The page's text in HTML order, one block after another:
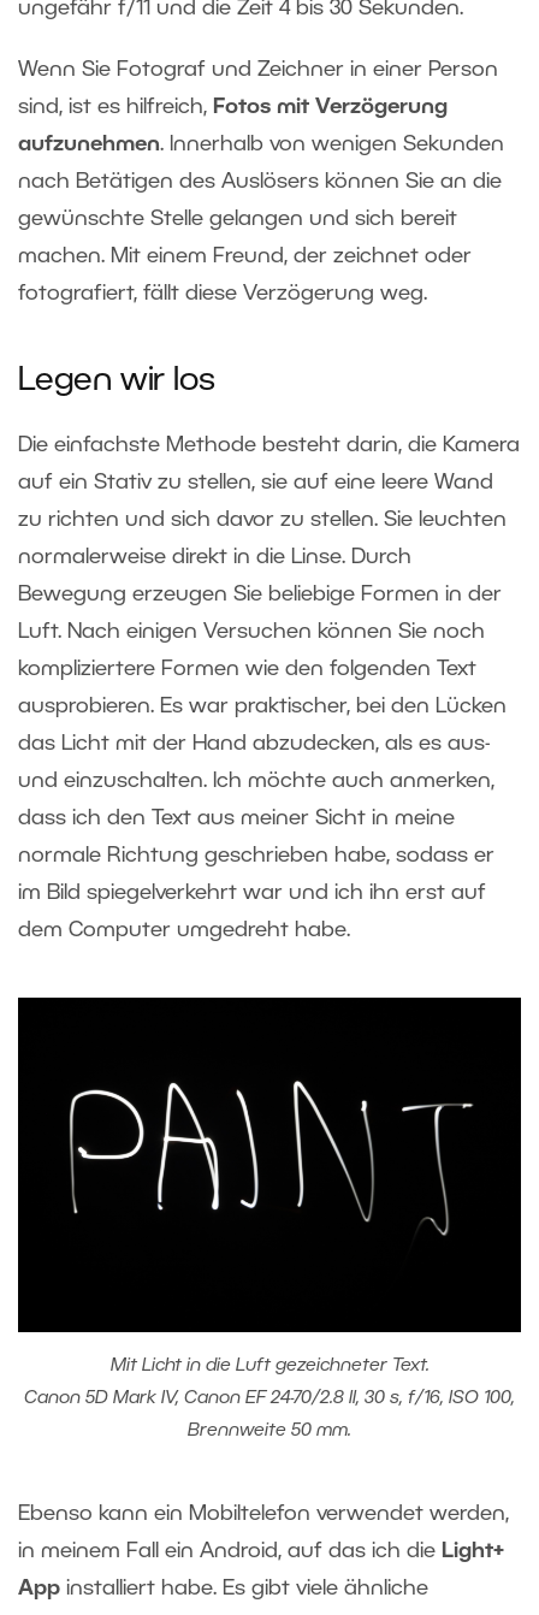
ungefähr f/11 und die Zeit 4 bis 30 Sekunden.
Wenn Sie Fotograf und Zeichner in einer Person
sind, ist es hilfreich, Fotos mit Verzögerung
aufzunehmen. Innerhalb von wenigen Sekunden
nach Betätigen des Auslösers können Sie an die
gewünschte Stelle gelangen und sich bereit
machen. Mit einem Freund, der zeichnet oder
fotografiert, fällt diese Verzögerung weg.
Legen wir los
Die einfachste Methode besteht darin, die Kamera
auf ein Stativ zu stellen, sie auf eine leere Wand
zu richten und sich davor zu stellen. Sie leuchten
normalerweise direkt in die Linse. Durch
Bewegung erzeugen Sie beliebige Formen in der
Luft. Nach einigen Versuchen können Sie noch
kompliziertere Formen wie den folgenden Text
ausprobieren. Es war praktischer, bei den Lücken
das Licht mit der Hand abzudecken, als es aus-
und einzuschalten. Ich möchte auch anmerken,
dass ich den Text aus meiner Sicht in meine
normale Richtung geschrieben habe, sodass er
im Bild spiegelverkehrt war und ich ihn erst auf
dem Computer umgedreht habe.
Mit Licht in die Luft gezeichneter Text.
Canon 5D Mark IV, Canon EF 24-70/2.8 II, 30 s, f/16, ISO 100,
Brennweite 50 mm.
Ebenso kann ein Mobiltelefon verwendet werden,
in meinem Fall ein Android, auf das ich die Light+
App installiert habe. Es gibt viele ähnliche